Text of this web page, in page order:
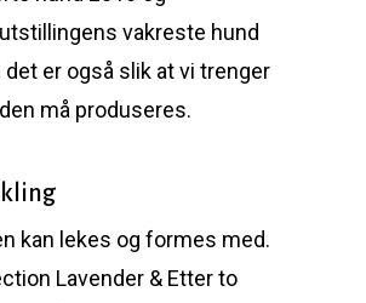
vakreste hund
det er også slik at vi trenger
må produseres.
kan lekes og formes med.
Lavender & Etter to